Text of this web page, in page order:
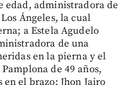
edad, administradora de
Ángeles, la cual
a Estela Agudelo
de una
en la pierna y el
de 49 años,
el brazo; Jhon Jairo